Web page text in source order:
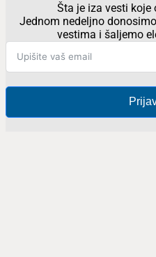
Šta je iza vesti
Jednom nedeljno
vestima i šaljemo